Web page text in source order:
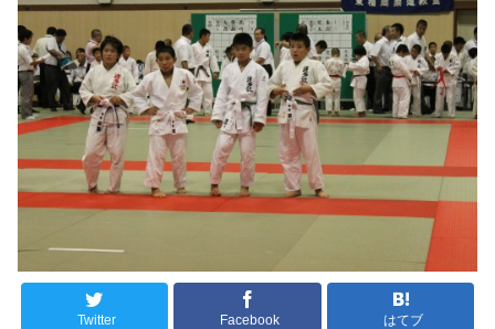
Twitter Facebook はてブ